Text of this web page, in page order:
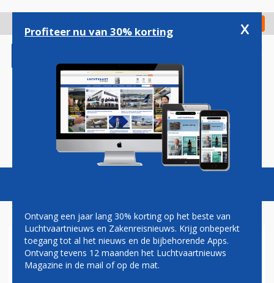
gaan
Check in
Magazine Podcasts Vacatures
PAUL GROVE: BOUW ZONDER
LUCHTVAARTKENNIS
Profiteer nu van 30% korting x
Ontvang een jaar lang 30% korting op het beste van
Luchtvaartnieuws en Zakenreisnieuws. Krijg onbeperkt
toegang tot al het nieuws en de bijbehorende Apps.
Ontvang tevens 12 maanden het Luchtvaartnieuws
Magazine in de mail of op de mat.